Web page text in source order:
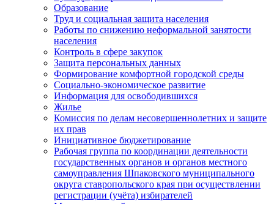
Образование
Труд и социальная защита населения
Работы по снижению неформальной занятости
населения
Контроль в сфере закупок
Защита персональных данных
Формирование комфортной городской среды
Социально-экономическое развитие
Информация для освободившихся
Жилье
Комиссия по делам несовершеннолетних и защите
их прав
Инициативное бюджетирование
Рабочая группа по координации деятельности
государственных органов и органов местного
самоуправления Шпаковского муниципального
округа ставропольского края при осуществлении
регистрации (учёта) избирателей